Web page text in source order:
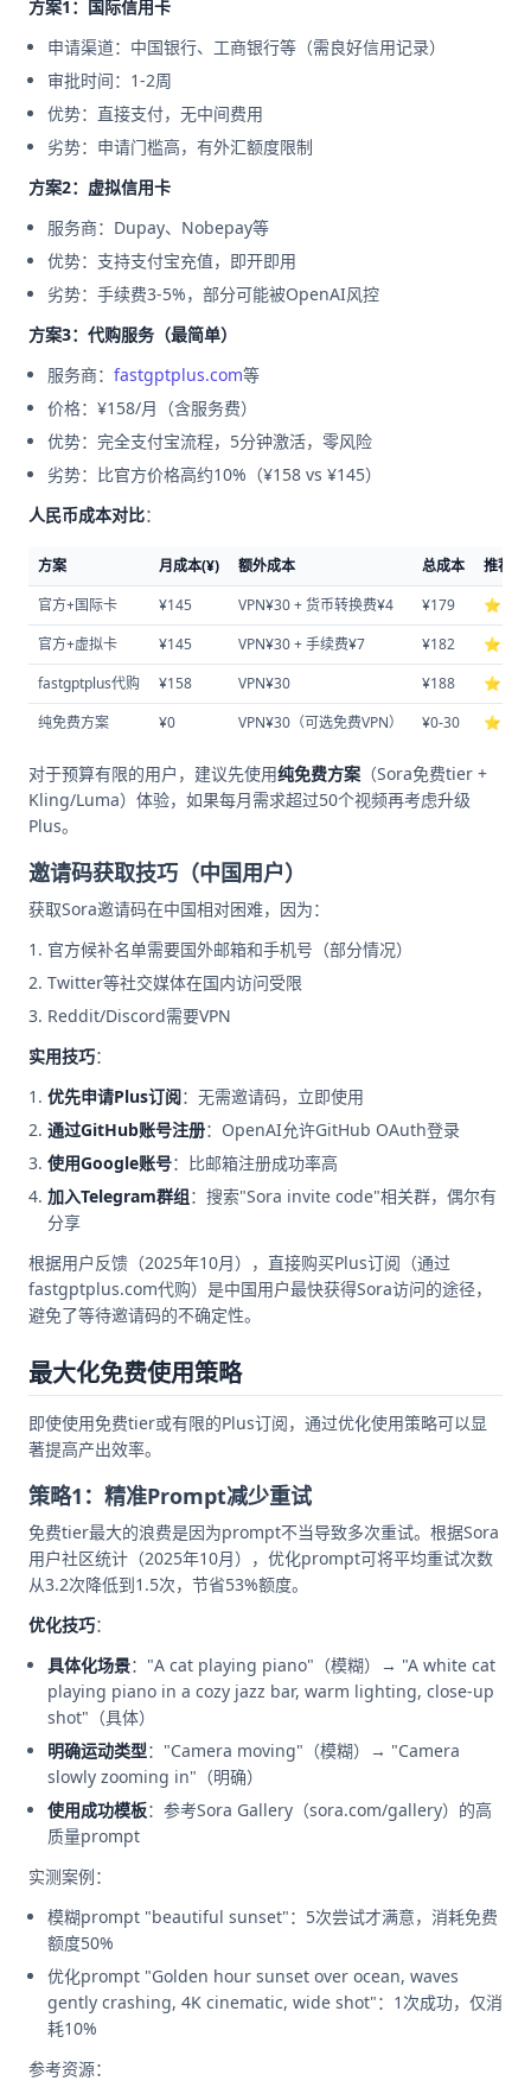
方案1：国际信用卡
申请渠道：中国银行、工商银行等（需良好信用记录）
审批时间：1-2周
优势：直接支付，无中间费用
劣势：申请门槛高，有外汇额度限制
方案2：虚拟信用卡
服务商：Dupay、Nobepay等
优势：支持支付宝充值，即开即用
劣势：手续费3-5%，部分可能被OpenAI风控
方案3：代购服务（最简单）
服务商： fastgptplus.com等
价格：¥158/月（含服务费）
优势：完全支付宝流程，5分钟激活，零风险
劣势：比官方价格高约10%（¥158 vs ¥145）
人民币成本对比：
方案 月成本(¥) 额外成本 总成本
推荐度
官方+国际卡
¥145 VPN¥30 + 货币转换费¥4 ¥179
官方+虚拟卡
¥145 VPN¥30 + 手续费¥7 ¥182
fastgptplus代购
¥158 VPN¥30 ¥188
纯免费方案
¥0 VPN¥30（可选免费VPN） ¥0-30
对于预算有限的用户，建议先使用纯免费方案 （Sora免费tier +
Kling/Luma）体验，如果每月需求超过50个视频再考虑升级
Plus。
邀请码获取技巧（中国用户）
获取Sora邀请码在中国相对困难，因为：
官方候补名单需要国外邮箱和手机号（部分情况）
Twitter等社交媒体在国内访问受限
Reddit/Discord需要VPN
实用技巧：
优先申请Plus订阅：无需邀请码，立即使用
通过GitHub账号注册：OpenAI允许GitHub OAuth登录
使用Google账号：比邮箱注册成功率高
加入Telegram群组：搜索"Sora invite code"相关群，偶尔有
分享
根据用户反馈（2025年10月），直接购买Plus订阅（通过
fastgptplus.com代购）是中国用户最快获得Sora访问的途径，
避免了等待邀请码的不确定性。
最大化免费使用策略
即使使用免费tier或有限的Plus订阅，通过优化使用策略可以显
著提高产出效率。
策略1：精准Prompt减少重试
免费tier最大的浪费是因为prompt不当导致多次重试。根据Sora
用户社区统计（2025年10月），优化prompt可将平均重试次数
从3.2次降低到1.5次，节省53%额度。
优化技巧：
具体化场景："A cat playing piano"（模糊）→ "A white cat
playing piano in a cozy jazz bar, warm lighting, close-up
shot"（具体）
明确运动类型："Camera moving"（模糊）→ "Camera
slowly zooming in"（明确）
使用成功模板：参考Sora Gallery（sora.com/gallery）的高
质量prompt
实测案例：
模糊prompt "beautiful sunset"：5次尝试才满意，消耗免费
额度50%
优化prompt "Golden hour sunset over ocean, waves
gently crashing, 4K cinematic, wide shot"：1次成功，仅消
耗10%
参考资源：